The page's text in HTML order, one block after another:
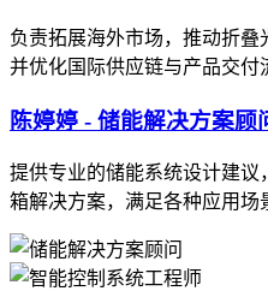
负责拓展海外市场，推动折叠
并优化国际供应链与产品交付
陈婷婷 - 储能解决方案顾
提供专业的储能系统设计建
箱解决方案，满足各种应用场